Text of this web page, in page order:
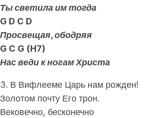
Ты светила им тогда
G D C D
Просвещая, ободряя
G C G (H7)
Нас веди к ногам Христа
3. В Вифлееме Царь нам рожден!
Золотом почту Его трон.
Вековечно, бесконечно